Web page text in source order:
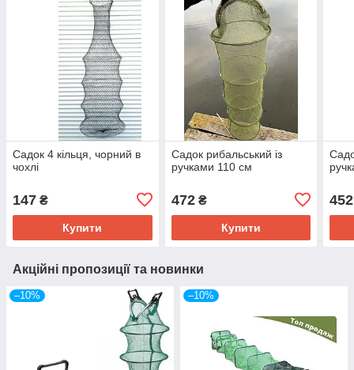
Садок 4 кільця, чорний в
чохлі
147 ₴
Купити
Садок рибальський із
ручками 110 см
472₴
Купити
452
Акційні пропозиції та новинки
–10% –10%